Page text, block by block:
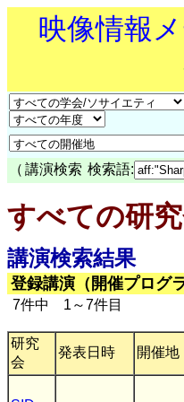
映像情報
（ 講演検索 検索語:
すべての研
講演検索結果
登録講演（開催プログ
7件中 1～7件目
研究
会
発表日時 開催地